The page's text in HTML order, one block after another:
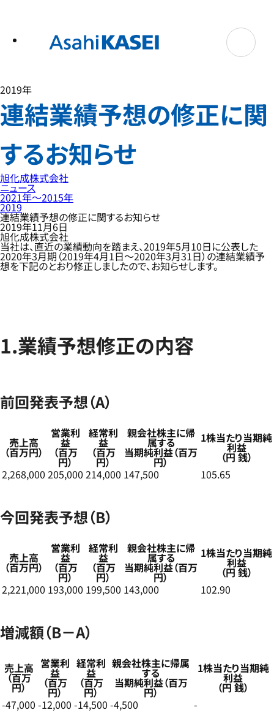
2019年
連結業績予想の修正に関
するお知らせ
旭化成株式会社
ニュース
2021年〜2015年
2019
連結業績予想の修正に関するお知らせ
2019年11月6日
旭化成株式会社
当社は、直近の業績動向を踏まえ、2019年5月10日に公表した
2020年3月期（2019年4月1日～2020年3月31日）の連結業績予
想を下記のとおり修正しましたので、お知らせします。
1.業績予想修正の内容
前回発表予想（A）
売上高
（百万円）
営業利
益
（百万
円）
経常利
益
（百万
円）
親会社株主に帰
属する
当期純利益（百万
円）
1株当たり当期純
利益
（円 銭）
2,268,000 205,000 214,000 147,500 105.65
今回発表予想（B）
売上高
（百万円）
営業利
益
（百万
円）
経常利
益
（百万
円）
親会社株主に帰
属する
当期純利益（百万
円）
1株当たり当期純
利益
（円 銭）
2,221,000 193,000 199,500 143,000 102.90
増減額（B－A）
売上高
（百万
円）
営業利
益
（百万
円）
経常利
益
（百万
円）
親会社株主に帰属
する
当期純利益（百万
円）
1株当たり当期純
利益
（円 銭）
-47,000 -12,000 -14,500 -4,500 -